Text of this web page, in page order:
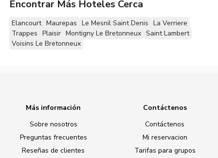
Encontrar Más Hoteles Cerca
Elancourt Maurepas Le Mesnil Saint Denis La Verriere
Trappes Plaisir Montigny Le Bretonneux Saint Lambert
Voisins Le Bretonneux
Más información
Sobre nosotros
Preguntas frecuentes
Reseñas de clientes
Contáctenos
Contáctenos
Mi reservacion
Tarifas para grupos